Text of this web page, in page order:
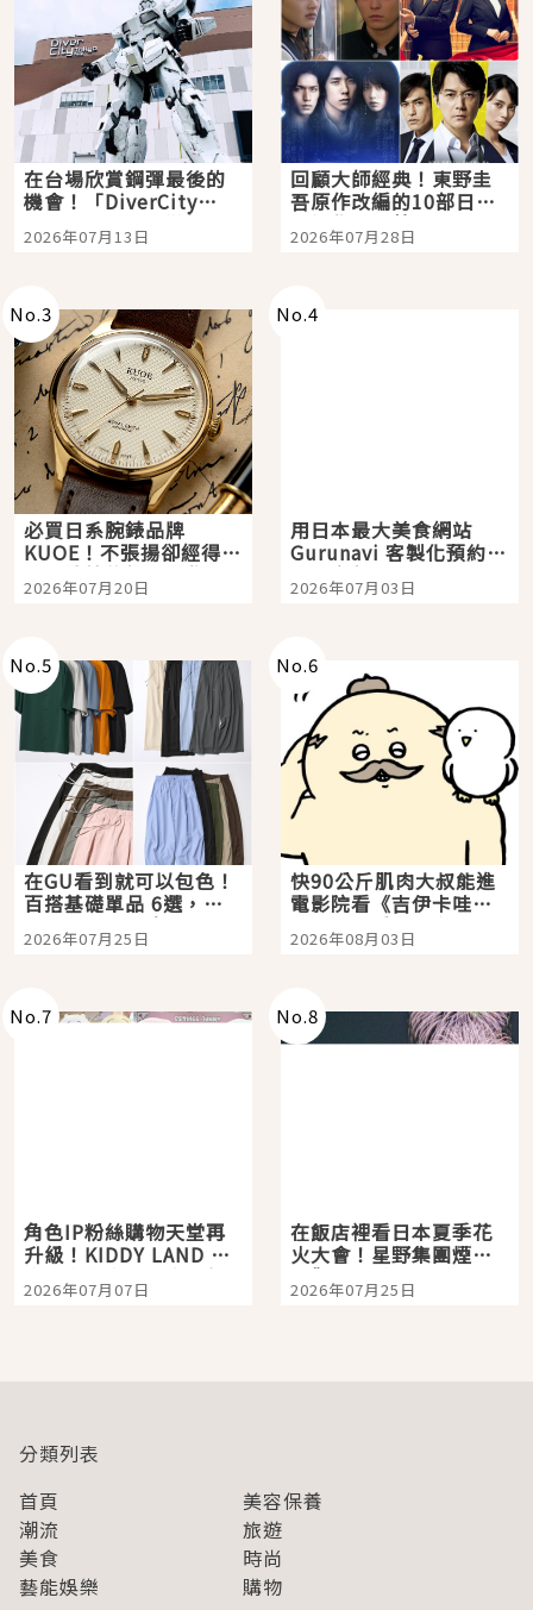
在台場欣賞鋼彈最後的
機會！「DiverCity
Tokyo Plaza」搭船、
購物、美食及夜景，一
2026年07月13日
回顧大師經典！東野圭
吾原作改編的10部日本
影視作品推薦
2026年07月28日
No.3
必買日系腕錶品牌
KUOE！不張揚卻經得起
時間洗鍊的經典之作五
選
2026年07月20日
No.4
用日本最大美食網站
Gurunavi 客製化預約九
大都市餐廳，打造專屬
美食體驗！
2026年07月03日
No.5
在GU看到就可以包色！
百搭基礎單品 6選，閉
眼全收也不心疼
2026年07月25日
No.6
快90公斤肌肉大叔能進
電影院看《吉伊卡哇》
嗎？日本重金屬樂團
「打首」會長與nagano
2026年08月03日
No.7
角色IP粉絲購物天堂再
升級！KIDDY LAND 原
宿店吉伊卡哇迎客，新
開幕 OMOKADO 店3分
2026年07月07日
No.8
在飯店裡看日本夏季花
火大會！星野集團煙火
景觀飯店6選，讓你不用
人擠人悠閒欣賞
2026年07月25日
分類列表
首頁
美容保養
潮流
旅遊
美食
時尚
藝能娛樂
購物